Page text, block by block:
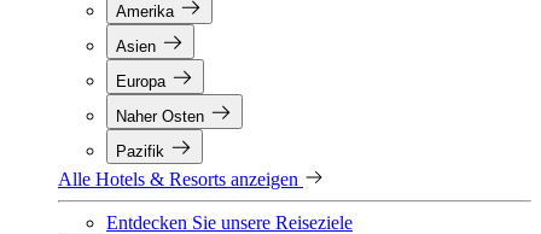
Amerika
Asien
Europa
Naher Osten
Pazifik
Alle Hotels & Resorts anzeigen
Entdecken Sie unsere Reiseziele